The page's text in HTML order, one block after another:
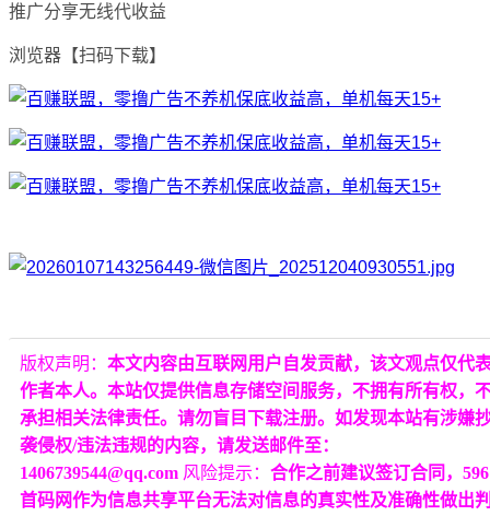
推广分享无线代收益
浏览器【扫码下载】
版权声明： 本文内容由互联网用户自发贡献，该文观点仅代
作者本人。本站仅提供信息存储空间服务，不拥有所有权，
承担相关法律责任。请勿盲目下载注册。如发现本站有涉嫌
袭侵权/违法违规的内容，请发送邮件至：
1406739544@qq.com 风险提示： 合作之前建议签订合同，596
首码网作为信息共享平台无法对信息的真实性及准确性做出